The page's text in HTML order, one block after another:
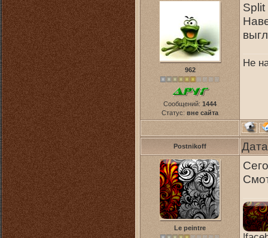
962
Сообщений: 1444
Статус: вне сайта
Не
Postnikoff
Le peintre